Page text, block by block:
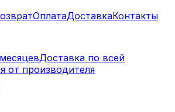
ОплатаДоставкаКонтакты
Доставка по всей
от производителя